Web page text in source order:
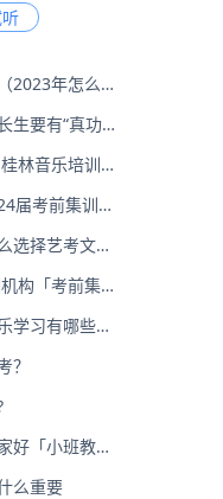
2023年怎么选
生要有“真功
林音乐培训班
届考前集训营
选择艺考文化
构「考前集训
学习有哪些技
？
好「小班教
么重要